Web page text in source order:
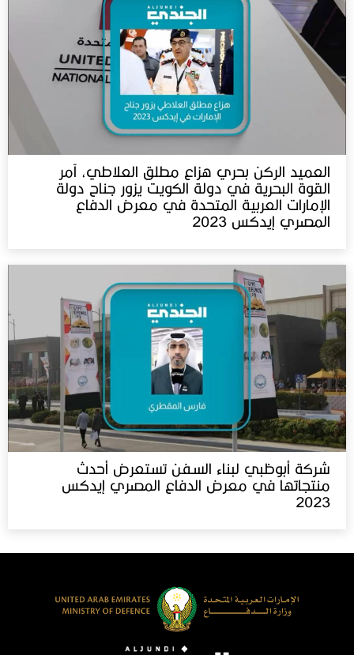
العميد الركن بحري هزاع مطلق العلاطي، آمر
القوة البحرية في دولة الكويت يزور جناح دولة
الإمارات العربية المتحدة في معرض الدفاع
المصري إيدكس 2023
شركة أبوظبي لبناء السفن تستعرض أحدث
منتجاتها في معرض الدفاع المصري إيدكس‬⁩
2023